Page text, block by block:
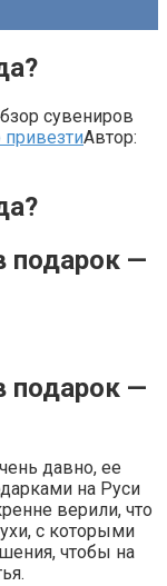
сувениров
привезтиАвтор:
подарок —
подарок —
давно, ее
на Руси
верили, что
с которыми
чтобы на